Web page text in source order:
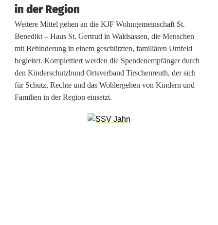
:
I
G
Z
s
p
in der Region
Weitere Mittel gehen an die KJF Wohngemeinschaft St.
Benedikt – Haus St. Gertrud in Waldsassen, die Menschen
mit Behinderung in einem geschützten, familiären Umfeld
begleitet. Komplettiert werden die Spendenempfänger durch
den Kinderschutzbund Ortsverband Tirschenreuth, der sich
für Schutz, Rechte und das Wohlergehen von Kindern und
Familien in der Region einsetzt.